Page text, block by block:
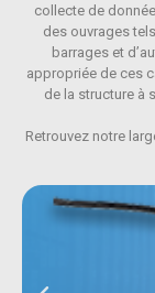
collecte de
des ouvrages
barrages et
appropriée de ces
de la structure à
Retrouvez notre